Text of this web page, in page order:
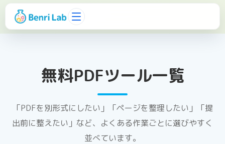
無料PDFツール一覧
「PDFを別形式にしたい」「ページを整理したい」「提
出前に整えたい」など、よくある作業ごとに選びやすく
並べています。